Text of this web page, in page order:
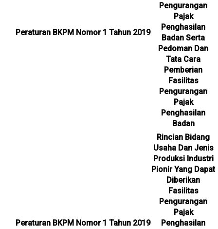
Peraturan BKPM Nomor 1 Tahun 2019
Pengurangan
Pajak
Penghasilan
Badan Serta
Pedoman Dan
Tata Cara
Pemberian
Fasilitas
Pengurangan
Pajak
Penghasilan
Badan
Peraturan BKPM Nomor 1 Tahun 2019
Rincian Bidang
Usaha Dan Jenis
Produksi Industri
Pionir Yang Dapat
Diberikan
Fasilitas
Pengurangan
Pajak
Penghasilan